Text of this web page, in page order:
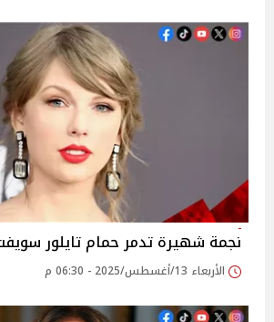
نجمة شهيرة تدمر حمام تايلور
الأربعاء 13/أغسطس/2025 - 06:30 م